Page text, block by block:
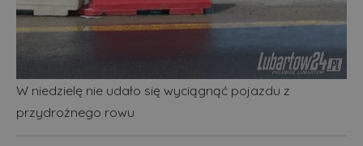
W niedzielę nie udało się wyciągnąć pojazdu z
przydrożnego rowu